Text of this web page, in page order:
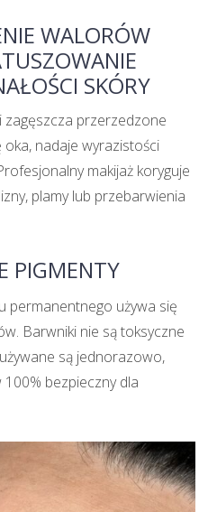
WALORÓW
SKÓRY
zagęszcza przerzedzone
nadaje wyrazistości
makijaż koryguje
plamy lub przebarwienia
PIGMENTY
permanentnego używa się
Barwniki nie są toksyczne
są jednorazowo,
bezpieczny dla